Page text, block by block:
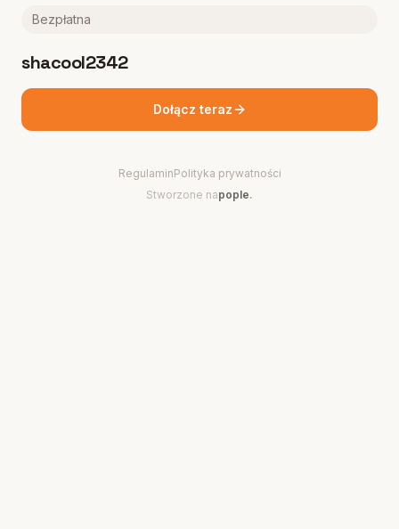
Bezpłatna
shacool2342
Dołącz teraz
RegulaminPolityka prywatności
Stworzone napople.